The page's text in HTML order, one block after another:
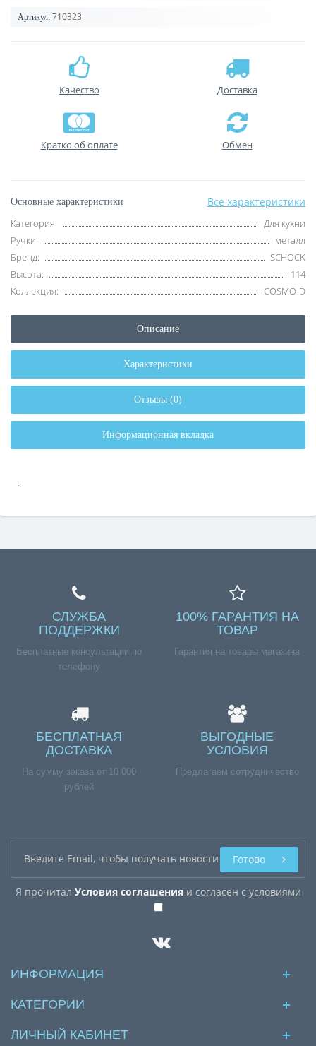
Артикул: 710323
Качество Доставка
Кратко об оплате Обмен
Основные характеристики Все характеристики
Категория:
Для кухни
Ручки:
металл
Бренд:
SCHOCK
Высота:
114
Коллекция:
COSMO-D
Описание
Характеристики
Отзывы (0)
Информационная вкладка
.
СЛУЖБА
ПОДДЕРЖКИ
Бесплатные консультации по
телефону
100% ГАРАНТИЯ НА
ТОВАР
Гарантия на товары магазина
БЕСПЛАТНАЯ
ДОСТАВКА
На сумму заказа от 10 000
рублей
ВЫГОДНЫЕ
УСЛОВИЯ
Предлагаем сотрудничество
Я прочитал Условия соглашенияи согласен с условиями
Готово
ИНФОРМАЦИЯ
КАТЕГОРИИ
ЛИЧНЫЙ КАБИНЕТ